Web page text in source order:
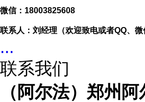
微信： 18003825608
联系人：刘经理（欢迎致电或者QQ、微
...
联系我们
（阿尔法）郑州